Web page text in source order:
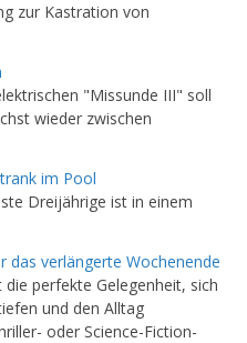
zur Kastration von
"Missunde III" soll
wieder zwischen
im Pool
Dreijährige ist in einem
das verlängerte Wochenende
perfekte Gelegenheit, sich
und den Alltag
oder Science-Fiction-